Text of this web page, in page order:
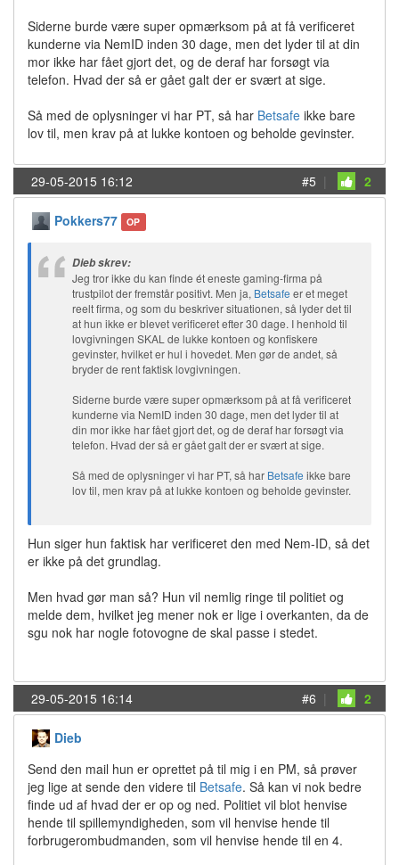
Siderne burde være super opmærksom på at få verificeret
kunderne via NemID inden 30 dage, men det lyder til at din
mor ikke har fået gjort det, og de deraf har forsøgt via
telefon. Hvad der så er gået galt der er svært at sige.
Så med de oplysninger vi har PT, så har Betsafe ikke bare
lov til, men krav på at lukke kontoen og beholde gevinster.
29-05-2015 16:12 #5 | 2
Pokkers77 OP
Dieb skrev:
Jeg tror ikke du kan finde ét eneste gaming-firma på
trustpilot der fremstår positivt. Men ja, Betsafe er et meget
reelt firma, og som du beskriver situationen, så lyder det til
at hun ikke er blevet verificeret efter 30 dage. I henhold til
lovgivningen SKAL de lukke kontoen og konfiskere
gevinster, hvilket er hul i hovedet. Men gør de andet, så
bryder de rent faktisk lovgivningen.
Siderne burde være super opmærksom på at få verificeret
kunderne via NemID inden 30 dage, men det lyder til at
din mor ikke har fået gjort det, og de deraf har forsøgt via
telefon. Hvad der så er gået galt der er svært at sige.
Så med de oplysninger vi har PT, så har Betsafe ikke bare
lov til, men krav på at lukke kontoen og beholde gevinster.
Hun siger hun faktisk har verificeret den med Nem-ID, så det
er ikke på det grundlag.
Men hvad gør man så? Hun vil nemlig ringe til politiet og
melde dem, hvilket jeg mener nok er lige i overkanten, da de
sgu nok har nogle fotovogne de skal passe i stedet.
29-05-2015 16:14 #6 | 2
Dieb
Send den mail hun er oprettet på til mig i en PM, så prøver
jeg lige at sende den videre til Betsafe. Så kan vi nok bedre
finde ud af hvad der er op og ned. Politiet vil blot henvise
hende til spillemyndigheden, som vil henvise hende til
forbrugerombudmanden, som vil henvise hende til en 4.